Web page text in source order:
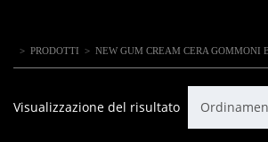
> PRODOTTI > NEW GUM CREAM CERA GOMMONI
Visualizzazione del risultato